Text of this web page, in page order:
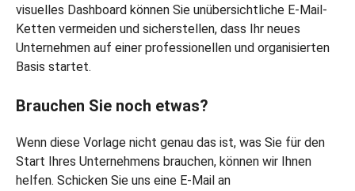
visuelles Dashboard können Sie unübersichtliche E-Mail-
Ketten vermeiden und sicherstellen, dass Ihr neues
Unternehmen auf einer professionellen und organisierten
Basis startet.
Brauchen Sie noch etwas?
Wenn diese Vorlage nicht genau das ist, was Sie für den
Start Ihres Unternehmens brauchen, können wir Ihnen
helfen. Schicken Sie uns eine E-Mail an